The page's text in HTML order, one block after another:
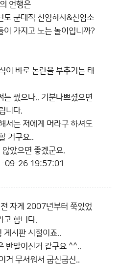
언행은
도 군대적 신임하사&신임소
이 가지고 노는 놀이입니까?
이 바로 논란을 부추기는 태
는 썼으나.. 기분나쁘셨으면
니다.
서는 저에게 머라구 하셔도
거구요..
았으면 좋겠군요.
09-26 19:57:01
자게 2007년부터 쭉있었
고 합니다.
게시판 시절이죠..
반말이신거 같구요 ^^..
거 무서워서 굽신굽신..